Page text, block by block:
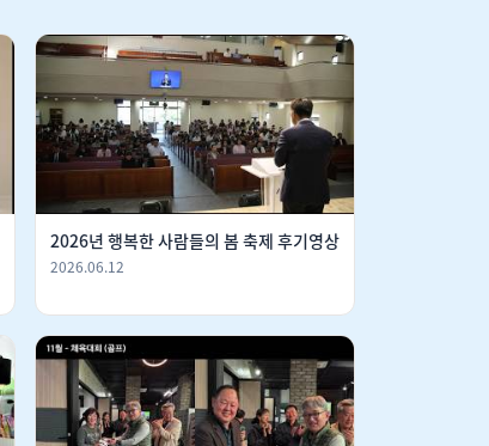
2026년 행복한 사람들의 봄 축제 후기영상
2026.06.12